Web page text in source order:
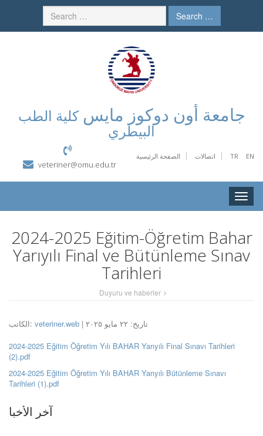
Search …
جامعة أون دوكوز مايسكلية الطب
البيطري
الصفحة الرئيسية اتصالات TR EN
veteriner@omu.edu.tr
Toggle
2024-2025 Eğitim-Öğretim Bahar
Yarıyılı Final ve Bütünleme Sınav
Tarihleri
Duyuru ve haberler
الكاتب: veteriner.web
| تاريخ: ٢٢ مايو ٢٠٢٥
2024-2025 Eğitim Öğretim Yılı BAHAR Yarıyılı Final Sınavı Tarihleri
(2).pdf
2024-2025 Eğitim Öğretim Yılı BAHAR Yarıyılı Bütünleme Sınavı
Tarihleri (1).pdf
آخر الأخبا